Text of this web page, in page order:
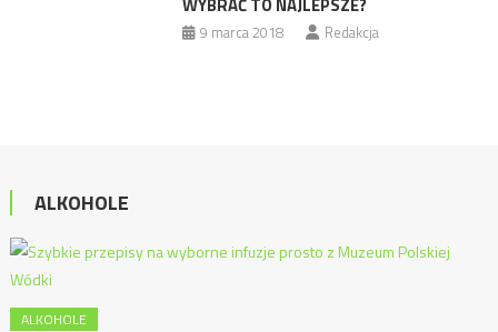
WYBRAĆ TO NAJLEPSZE?
9 marca 2018 Redakcja
ALKOHOLE
ALKOHOLE